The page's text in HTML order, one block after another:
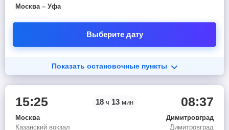
Москва – Уфа
Выберите дату
Показать остановочные пункты
15:25
Москва
Казанский вокзал
18 ч 13 мин 08:37
Димитровград
Димитровград